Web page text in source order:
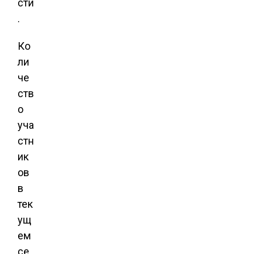
.
Ко
ли
че
ств
о
уча
стн
ик
ов
в
тек
ущ
ем
се